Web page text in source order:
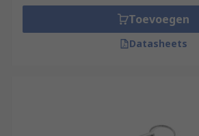
Toevoegen
Datasheets